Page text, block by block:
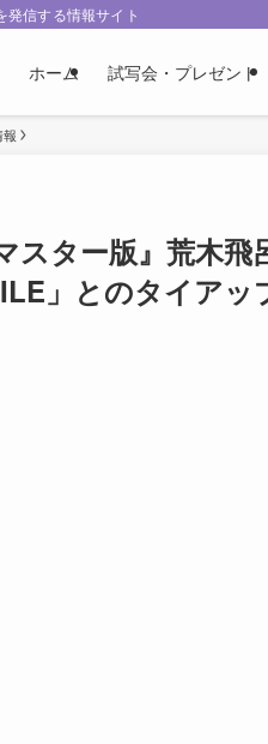
信する情報サイト
ホーム 試写会・プレゼント
報
スター版』荒木
」とのタイアッ